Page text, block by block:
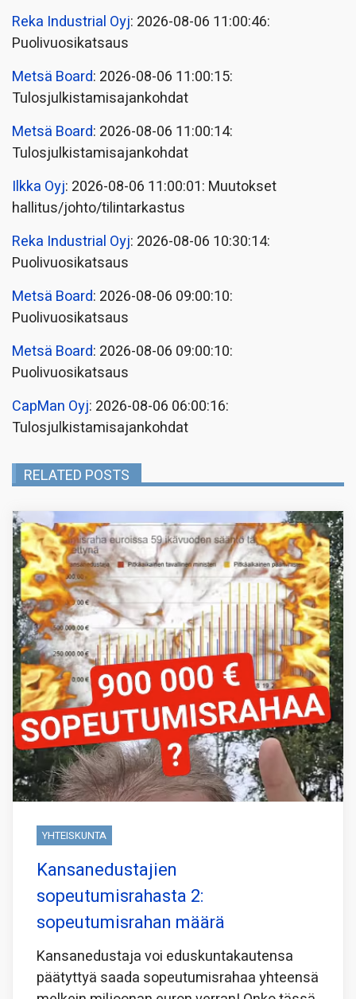
Reka Industrial Oyj: 2026-08-06 11:00:46:
Puolivuosikatsaus
Metsä Board: 2026-08-06 11:00:15:
Tulosjulkistamisajankohdat
Metsä Board: 2026-08-06 11:00:14:
Tulosjulkistamisajankohdat
Ilkka Oyj: 2026-08-06 11:00:01: Muutokset
hallitus/johto/tilintarkastus
Reka Industrial Oyj: 2026-08-06 10:30:14:
Puolivuosikatsaus
Metsä Board: 2026-08-06 09:00:10:
Puolivuosikatsaus
Metsä Board: 2026-08-06 09:00:10:
Puolivuosikatsaus
CapMan Oyj: 2026-08-06 06:00:16:
Tulosjulkistamisajankohdat
RELATED POSTS
YHTEISKUNTA
Kansanedustajien
sopeutumisrahasta 2:
sopeutumisrahan määrä
Kansanedustaja voi eduskuntakautensa
päätyttyä saada sopeutumisrahaa yhteensä